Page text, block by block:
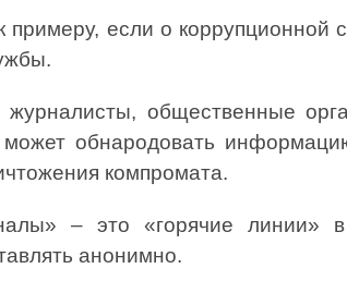
если о коррупционной
общественные
обнародовать
компромата.
– это «горячие линии»
анонимно.